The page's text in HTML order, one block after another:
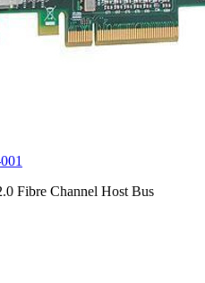
Fibre Channel Host Bus